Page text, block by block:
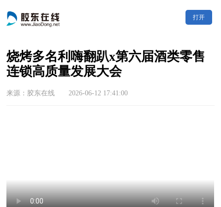
打开
烧烤多名利嗨翻趴x第六届酒类零售
连锁高质量发展大会
来源：胶东在线 2026-06-12 17:41:00